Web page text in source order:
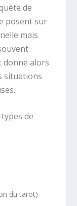
de
posent sur
mais
donne alors
situations
de
du tarot)